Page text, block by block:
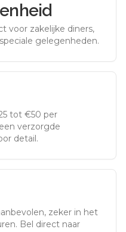
voor zakelijke diners,
gelegenheden.
tot €50 per
verzorgde
detail.
zeker in het
Bel direct naar